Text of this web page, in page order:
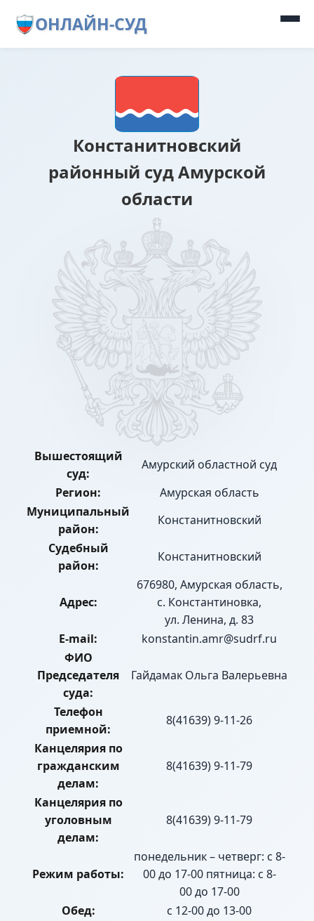
ОНЛАЙН-СУД
Констанитновский
районный суд Амурской
области
Вышестоящий
суд:
Амурский областной суд
Регион:
Амурская область
Муниципальный
район:
Констанитновский
Судебный
район:
Констанитновский
Адрес:
676980, Амурская область,
с. Константиновка,
ул. Ленина, д. 83
E-mail:
konstantin.amr@sudrf.ru
ФИО
Председателя
суда:
Гайдамак Ольга Валерьевна
Телефон
приемной:
8(41639) 9-11-26
Канцелярия по
гражданским
делам:
8(41639) 9-11-79
Канцелярия по
уголовным
делам:
8(41639) 9-11-79
Режим работы:
понедельник – четверг: с 8-
00 до 17-00 пятница: с 8-
00 до 17-00
Обед:
с 12-00 до 13-00